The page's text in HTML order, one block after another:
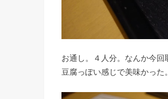
お通し。４人分。なんか今
豆腐っぽい感じで美味かった。